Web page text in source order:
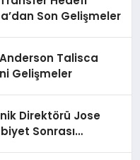
Son Gelişmeler
Talisca
Gelişmeler
Direktörü Jose
Sonrası